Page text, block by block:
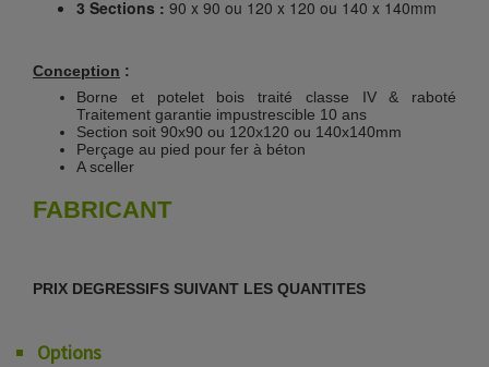
3 Sections : 90 x 90 ou 120 x 120 ou 140 x 140mm
Conception :
Borne et potelet bois traité classe IV & raboté
Traitement garantie impustrescible 10 ans
Section soit 90x90 ou 120x120 ou 140x140mm
Perçage au pied pour fer à béton
A sceller
FABRICANT
PRIX DEGRESSIFS SUIVANT LES QUANTITES
Options